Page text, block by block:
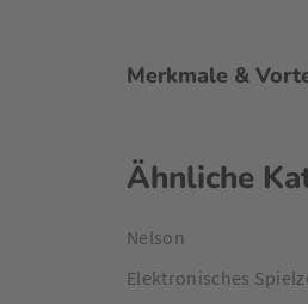
Merkmale &
Ähnliche
Nelson
Elektronisches